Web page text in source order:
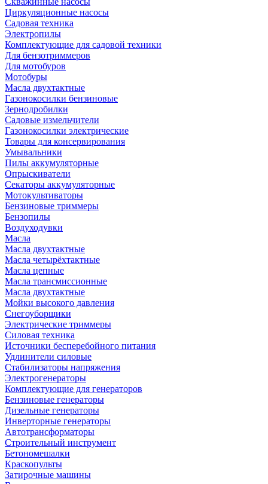
Циркуляционные насосы
Садовая техника
Электропилы
Комплектующие для садовой техники
Для бензотриммеров
Для мотобуров
Мотобуры
Масла двухтактные
Газонокосилки бензиновые
Зернодробилки
Садовые измельчители
Газонокосилки электрические
Товары для консервирования
Умывальники
Пилы аккумуляторные
Опрыскиватели
Секаторы аккумуляторные
Мотокультиваторы
Бензиновые триммеры
Бензопилы
Воздуходувки
Масла
Масла двухтактные
Масла четырёхтактные
Масла цепные
Масла трансмиссионные
Масла двухтактные
Мойки высокого давления
Снегоуборщики
Электрические триммеры
Силовая техника
Источники бесперебойного питания
Удлинители силовые
Стабилизаторы напряжения
Электрогенераторы
Комплектующие для генераторов
Бензиновые генераторы
Дизельные генераторы
Инверторные генераторы
Автотрансформаторы
Строительный инструмент
Бетономешалки
Краскопульты
Затирочные машины